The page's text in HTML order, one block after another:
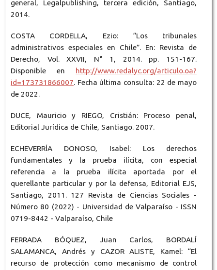
general, Legalpublishing, tercera edición, Santiago,
2014.
COSTA CORDELLA, Ezio: “Los tribunales
administrativos especiales en Chile”. En: Revista de
Derecho, Vol. XXVII, N° 1, 2014. pp. 151-167.
Disponible en http://www.redalyc.org/articulo.oa?
id=173731866007. Fecha última consulta: 22 de mayo
de 2022.
DUCE, Mauricio y RIEGO, Cristián: Proceso penal,
Editorial Jurídica de Chile, Santiago. 2007.
ECHEVERRÍA DONOSO, Isabel: Los derechos
fundamentales y la prueba ilícita, con especial
referencia a la prueba ilícita aportada por el
querellante particular y por la defensa, Editorial EJS,
Santiago, 2011. 127 Revista de Ciencias Sociales -
Número 80 (2022) - Universidad de Valparaíso - ISSN
0719-8442 - Valparaíso, Chile
FERRADA BÓQUEZ, Juan Carlos, BORDALÍ
SALAMANCA, Andrés y CAZOR ALISTE, Kamel: “El
recurso de protección como mecanismo de control